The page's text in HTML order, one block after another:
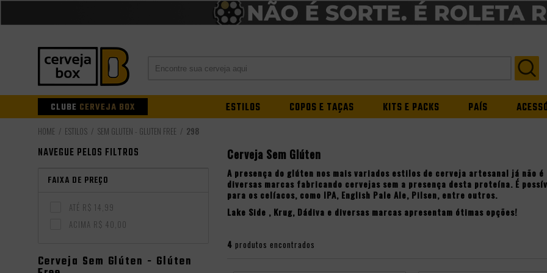
CLUBE CERVEJA BOX ESTILOS COPOS E TAÇAS KITS E PACKS PAÍS
ESTILOS SEM GLÚTEN - GLUTEN FREE 298
NAVEGUE PELOS FILTROS
FAIXA DE PREÇO
ATÉ R$ 14,99
ACIMA R$ 40,00
Cerveja Sem Glúten - Glúten
Cerveja Sem Glúten
A presença do glúten nos mais variados estilos de cerveja artesanal já não
diversas marcas fabricando cervejas sem a presença desta proteína. É
para os celíacos, como IPA, English Pale Ale, Pilsen, entre outros.
Lake Side , Krug, Dádiva e diversas marcas apresentam ótimas opções!
4 produtos encontrados